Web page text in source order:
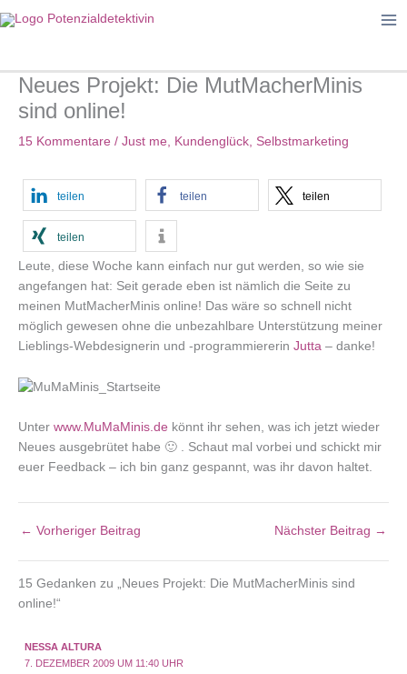
Inhalt
Neues Projekt: Die MutMacherMinis
sind online!
15 Kommentare / Just me, Kundenglück, Selbstmarketing
teilen teilen teilen
teilen
Leute, diese Woche kann einfach nur gut werden, so wie sie
angefangen hat: Seit gerade eben ist nämlich die Seite zu
meinen MutMacherMinis online! Das wäre so schnell nicht
möglich gewesen ohne die unbezahlbare Unterstützung meiner
Lieblings-Webdesignerin und -programmiererin Jutta – danke!
Unter www.MuMaMinis.de könnt ihr sehen, was ich jetzt wieder
Neues ausgebrütet habe 🙂 . Schaut mal vorbei und schickt mir
euer Feedback – ich bin ganz gespannt, was ihr davon haltet.
← Vorheriger Beitrag Nächster Beitrag →
15 Gedanken zu „Neues Projekt: Die MutMacherMinis sind
online!“
NESSA ALTURA
7. DEZEMBER 2009 UM 11:40 UHR